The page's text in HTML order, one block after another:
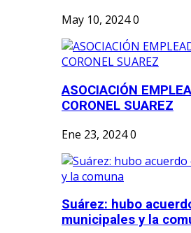
May 10, 20240
ASOCIACIÓN
CORONEL SUAREZ
Ene 23, 20240
Suárez: hubo
municipales y la